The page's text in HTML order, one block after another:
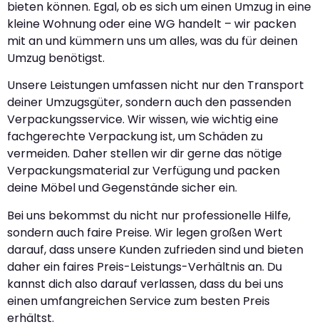
bieten können. Egal, ob es sich um einen Umzug in eine
kleine Wohnung oder eine WG handelt – wir packen
mit an und kümmern uns um alles, was du für deinen
Umzug benötigst.
Unsere Leistungen umfassen nicht nur den Transport
deiner Umzugsgüter, sondern auch den passenden
Verpackungsservice. Wir wissen, wie wichtig eine
fachgerechte Verpackung ist, um Schäden zu
vermeiden. Daher stellen wir dir gerne das nötige
Verpackungsmaterial zur Verfügung und packen
deine Möbel und Gegenstände sicher ein.
Bei uns bekommst du nicht nur professionelle Hilfe,
sondern auch faire Preise. Wir legen großen Wert
darauf, dass unsere Kunden zufrieden sind und bieten
daher ein faires Preis-Leistungs-Verhältnis an. Du
kannst dich also darauf verlassen, dass du bei uns
einen umfangreichen Service zum besten Preis
erhältst.